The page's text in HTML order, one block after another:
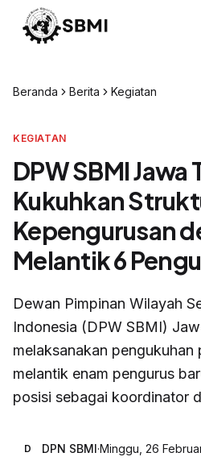
Beranda Berita Kegiatan
KEGIATAN
DPW SBMI Jawa
Kukuhkan
Kepengurusan
Melantik 6
Dewan Pimpinan Wilayah
Indonesia (DPW SBMI)
melaksanakan pengukuhan
melantik enam pengurus
posisi sebagai koordinator
D DPN SBMI·Minggu, 26